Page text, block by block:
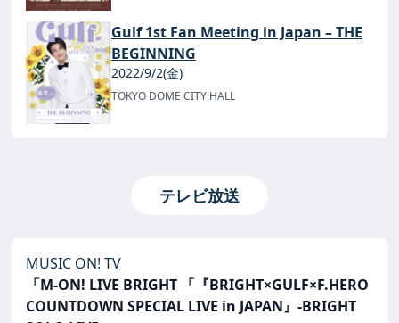
Gulf 1st Fan Meeting in Japan – THE
BEGINNING
2022/9/2(金)
TOKYO DOME CITY HALL
テレビ放送
MUSIC ON! TV
「M-ON! LIVE BRIGHT 「『BRIGHT×GULF×F.HERO
COUNTDOWN SPECIAL LIVE in JAPAN』-BRIGHT